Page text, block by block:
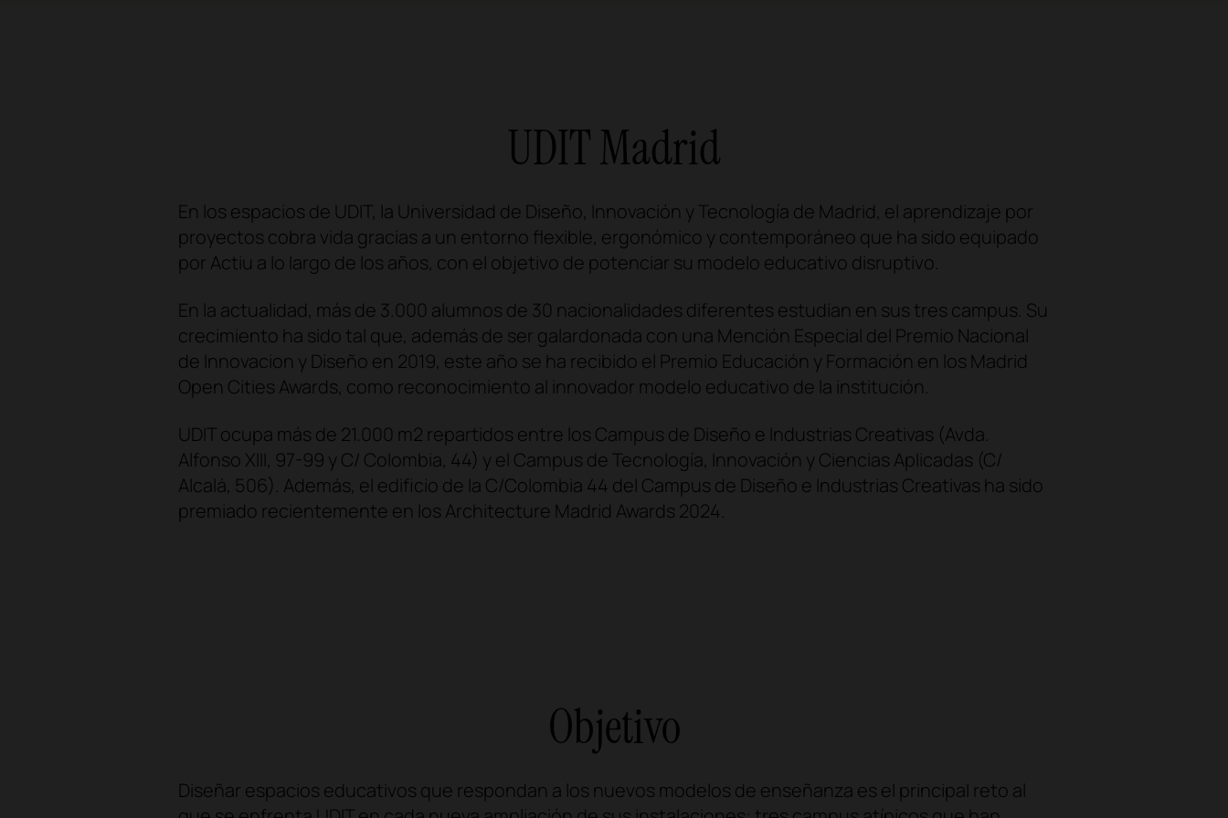
UDIT Madrid
En los espacios de UDIT, la Universidad de Diseño, Innovación y Tecnología de Madrid, el aprendizaje por
proyectos cobra vida gracias a un entorno flexible, ergonómico y contemporáneo que ha sido equipado
por Actiu a lo largo de los años, con el objetivo de potenciar su modelo educativo disruptivo.
En la actualidad, más de 3.000 alumnos de 30 nacionalidades diferentes estudian en sus tres campus. Su
crecimiento ha sido tal que, además de ser galardonada con una Mención Especial del Premio Nacional
de Innovacion y Diseño en 2019, este año se ha recibido el Premio Educación y Formación en los Madrid
Open Cities Awards, como reconocimiento al innovador modelo educativo de la institución.
UDIT ocupa más de 21.000 m2 repartidos entre los Campus de Diseño e Industrias Creativas (Avda.
Alfonso XIII, 97-99 y C/ Colombia, 44) y el Campus de Tecnología, Innovación y Ciencias Aplicadas (C/
Alcalá, 506). Además, el edificio de la C/Colombia 44 del Campus de Diseño e Industrias Creativas ha sido
premiado recientemente en los Architecture Madrid Awards 2024.
Objetivo
Diseñar espacios educativos que respondan a los nuevos modelos de enseñanza es el principal reto al